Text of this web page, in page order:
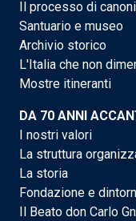
Il processo di
Santuario e museo
Archivio storico
L'Italia che non
Mostre itineranti
DA 70 ANNI
I nostri valori
La struttura
La storia
Fondazione e
Il Beato don Carlo